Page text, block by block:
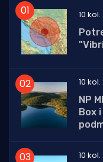
10
10
NP
Box
10